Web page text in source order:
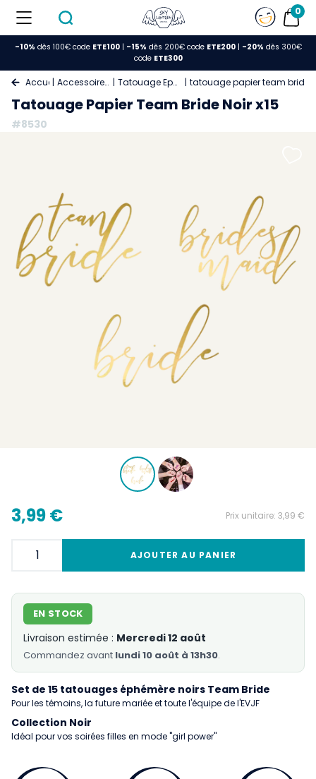
0
-10% dès 100€ code ETE100| -15% dès 200€ code ETE200| -20% dès 300€
code ETE300
Accueil Accessoire Deco Tatouage Ephemere tatouage papier team bride
Tatouage Papier Team Bride Noir x15
#8530
3,99 € Prix unitaire: 3,99 €
AJOUTER AU PANIER
Set de 15 tatouages éphémère noirs Team Bride
Pour les témoins, la future mariée et toute l'équipe de l'EVJF
Collection Noir
Idéal pour vos soirées filles en mode "girl power"
EN STOCK
Livraison estimée : Mercredi 12 août
Commandez avant lundi 10 août à 13h30.